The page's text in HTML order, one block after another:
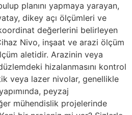
planını yapmaya yarayan,
dikey açı ölçümleri ve
değerlerini belirleyen
Nivo, inşaat ve arazi ölçüm
aletidir. Arazinin veya
hizalanmasını kontrol
veya lazer nivolar, genellikle
peyzaj
mühendislik projelerinde